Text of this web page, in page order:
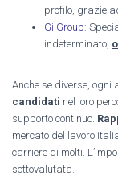
profilo, grazie
Gi Group:
indeterminato,
Anche se diverse, ogni
candidati nel loro
supporto continuo.
mercato del lavoro
carriere di molti.
sottovalutata